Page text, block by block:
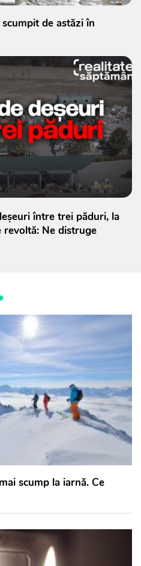
de astăzi în
între trei păduri, la
revoltă: Ne distruge
scump la iarnă. Ce